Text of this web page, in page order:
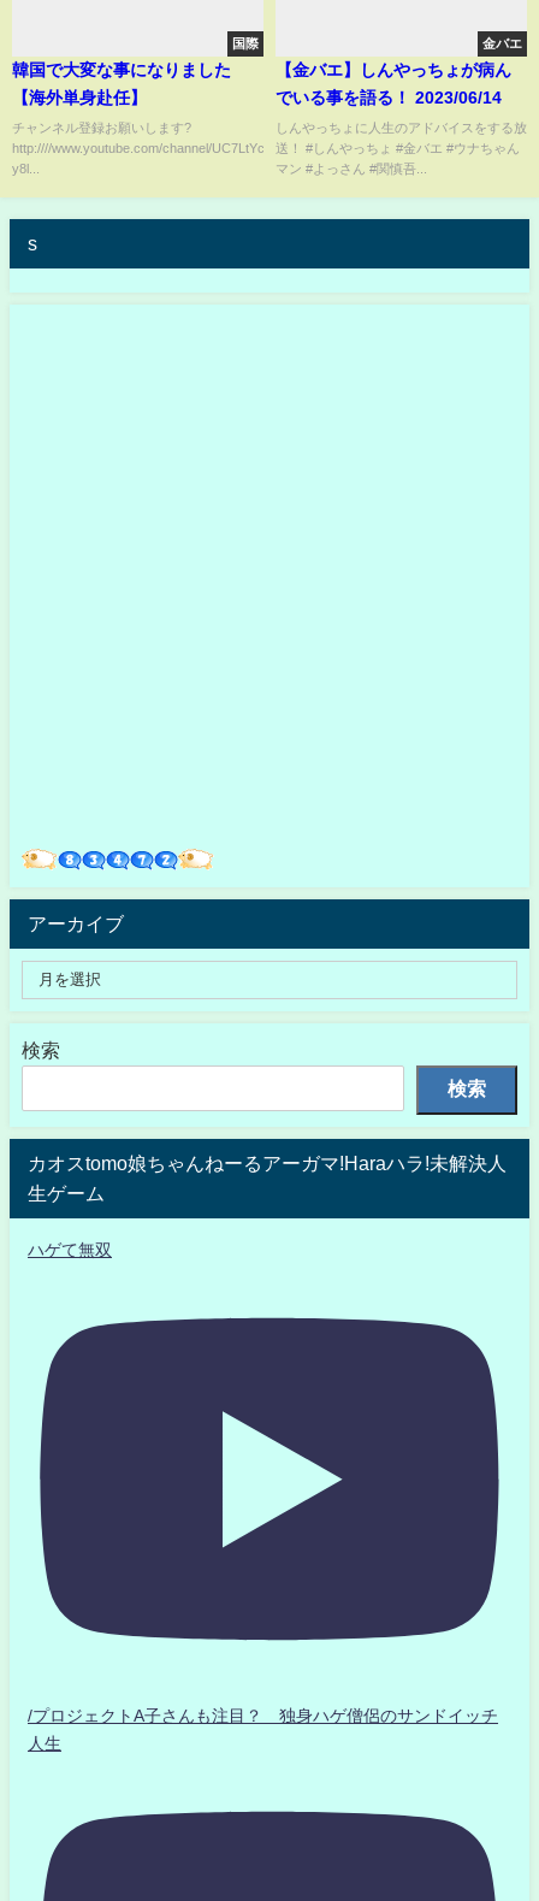
国際
韓国で大変な事になりました
【海外単身赴任】
チャンネル登録お願いします?
http:////www.youtube.com/channel/UC7LtYcOzu2amH6GWk-
y8l...
金バエ
【金バエ】しんやっちょが病ん
でいる事を語る！ 2023/06/14
しんやっちょに人生のアドバイスをする放
送！ #しんやっちょ #金バエ #ウナちゃん
マン #よっさん #関慎吾...
s
アーカイブ
検索
検索
カオスtomo娘ちゃんねーるアーガマ!Haraハラ!未解決人
生ゲーム
ハゲて無双
/プロジェクトA子さんも注目？ 独身ハゲ僧侶のサンドイッチ
人生